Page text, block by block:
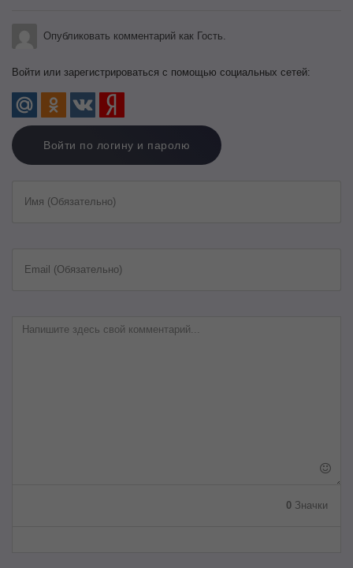
Опубликовать комментарий как Гость.
Войти или зарегистрироваться с помощью социальных сетей:
Войти по логину и паролю
Имя (Обязательно)
Email (Обязательно)
0 Значки